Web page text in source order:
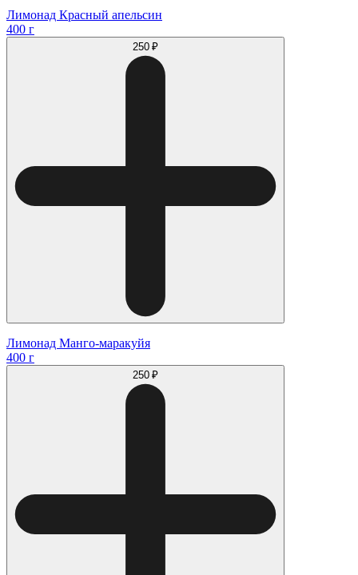
Лимонад Красный апельсин
400 г
250 ₽
Лимонад Манго-маракуйя
400 г
250 ₽